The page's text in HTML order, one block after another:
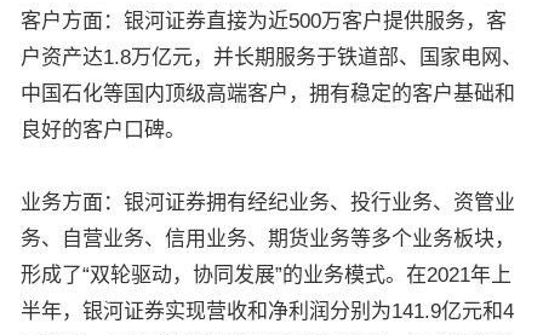
客户方面：银河证券直接为近500万客户提供服务，客
户资产达1.8万亿元，并长期服务于铁道部、国家电网、
中国石化等国内顶级高端客户，拥有稳定的客户基础和
良好的客户口碑。
业务方面：银河证券拥有经纪业务、投行业务、资管业
务、自营业务、信用业务、期货业务等多个业务板块，
形成了“双轮驱动，协同发展”的业务模式。在2021年上
半年，银河证券实现营收和净利润分别为141.9亿元和4